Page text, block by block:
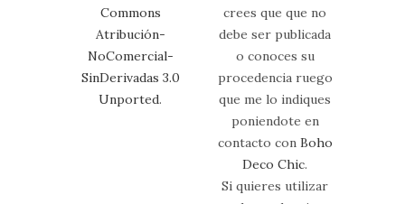
Commons
Atribución-
NoComercial-
SinDerivadas 3.0
Unported.
crees que que no
debe ser publicada
o conoces su
procedencia ruego
que me lo indiques
poniendote en
contacto con Boho
Deco Chic.
Si quieres utilizar